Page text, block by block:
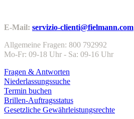
E-Mail: servizio-clienti@fielmann.com
Allgemeine Fragen: 800 792992
Mo-Fr: 09-18 Uhr - Sa: 09-16 Uhr
Fragen & Antworten
Niederlassungssuche
Termin buchen
Brillen-Auftragsstatus
Gesetzliche Gewährleistungsrechte